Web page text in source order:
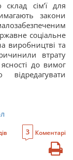
сім’ї для
закони
соціальне
виробництві та
втрату
до вимог
3 Коментарі